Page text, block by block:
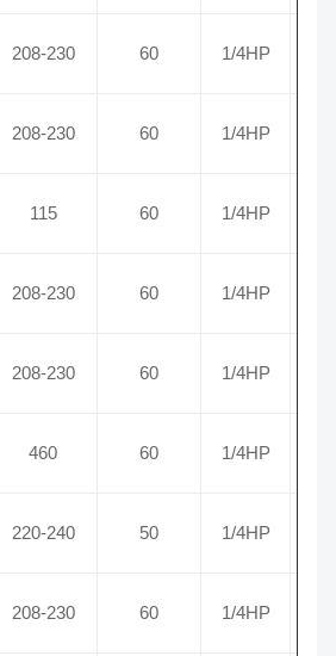
208-230 60 1/4HP
208-230 60 1/4HP
115 60 1/4HP
208-230 60 1/4HP
208-230 60 1/4HP
460 60 1/4HP
220-240 50 1/4HP
208-230 60 1/4HP